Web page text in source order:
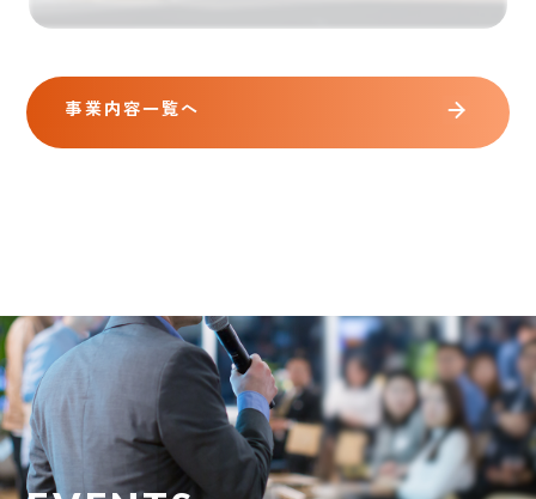
事業内容一覧へ